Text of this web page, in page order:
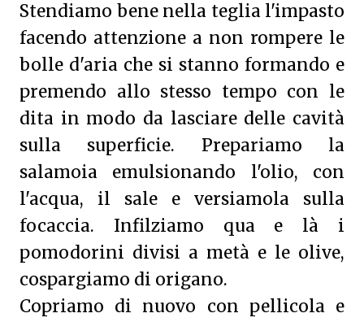
Stendiamo bene nella teglia l'impasto
facendo attenzione a non rompere le
bolle d'aria che si stanno formando e
premendo allo stesso tempo con le
dita in modo da lasciare delle cavità
sulla superficie. Prepariamo la
salamoia emulsionando l'olio, con
l'acqua, il sale e versiamola sulla
focaccia. Infilziamo qua e là i
pomodorini divisi a metà e le olive,
cospargiamo di origano.
Copriamo di nuovo con pellicola e